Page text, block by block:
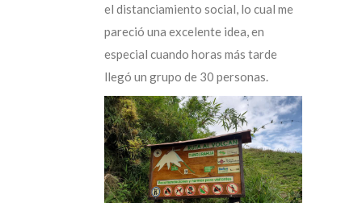
el distanciamiento social, lo cual me
pareció una excelente idea, en
especial cuando horas más tarde
llegó un grupo de 30 personas.